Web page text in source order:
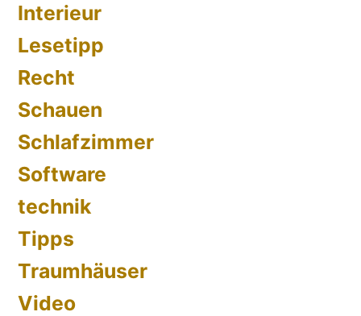
Interieur
Lesetipp
Recht
Schauen
Schlafzimmer
Software
technik
Tipps
Traumhäuser
Video